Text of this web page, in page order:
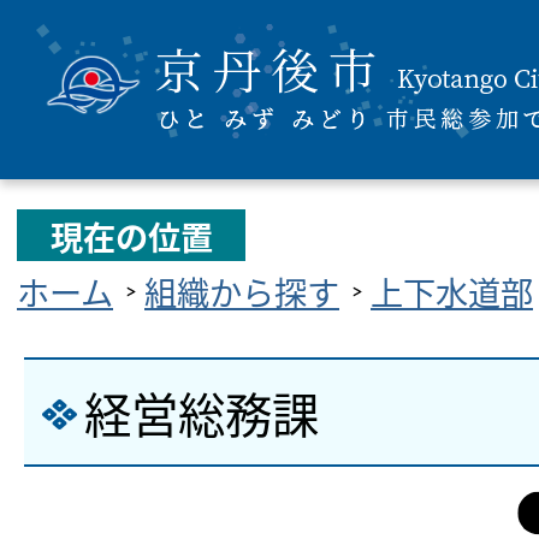
現在の位置
ホーム
組織から探す 上下水道部
経営総務課